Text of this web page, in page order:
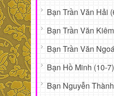
Bạn Trần Văn Hải
Bạn Trần Văn
Bạn Trần Văn
Bạn Hồ Minh (10-7)
Bạn Nguyễn